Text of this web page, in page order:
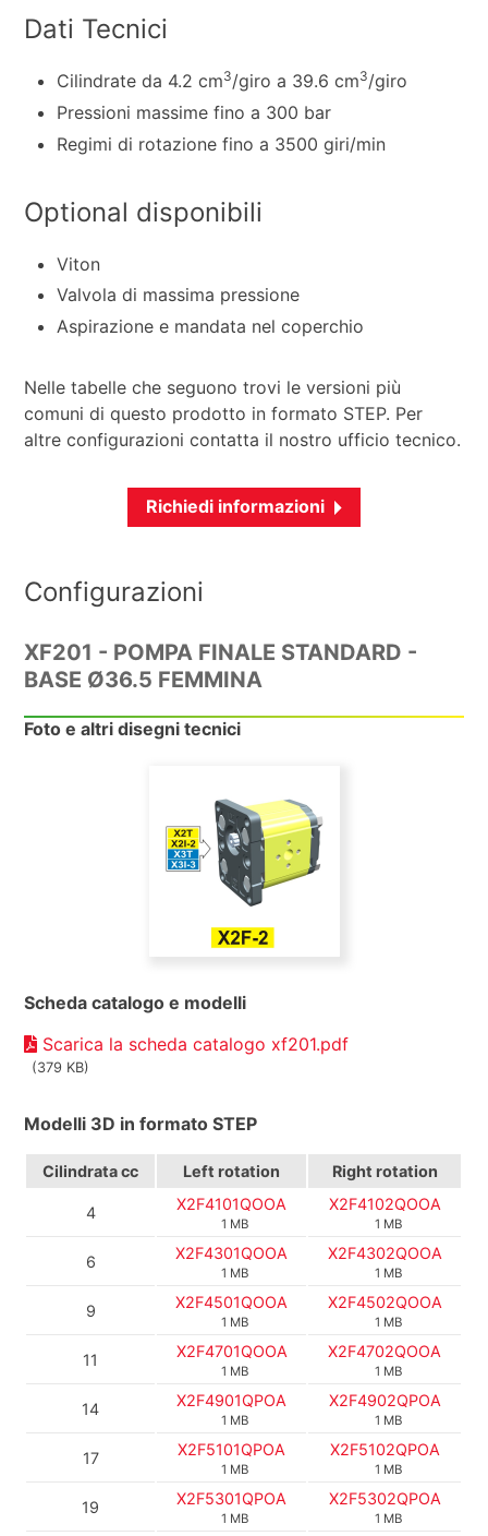
Dati Tecnici
Cilindrate da 4.2 cm3/giro a 39.6 cm3/giro
Pressioni massime fino a 300 bar
Regimi di rotazione fino a 3500 giri/min
Optional disponibili
Viton
Valvola di massima pressione
Aspirazione e mandata nel coperchio
Nelle tabelle che seguono trovi le versioni più
comuni di questo prodotto in formato STEP. Per
altre configurazioni contatta il nostro ufficio tecnico.
Richiedi informazioni
Configurazioni
XF201 - POMPA FINALE STANDARD -
BASE Ø36.5 FEMMINA
Foto e altri disegni tecnici
Scheda catalogo e modelli
Scarica la scheda catalogo xf201.pdf
(379 KB)
Modelli 3D in formato STEP
Cilindratacc Left rotation Right rotation
4 X2F4101QOOA
1 MB
X2F4102QOOA
1 MB
6 X2F4301QOOA
1 MB
X2F4302QOOA
1 MB
9 X2F4501QOOA
1 MB
X2F4502QOOA
1 MB
11 X2F4701QOOA
1 MB
X2F4702QOOA
1 MB
14 X2F4901QPOA
1 MB
X2F4902QPOA
1 MB
17 X2F5101QPOA
1 MB
X2F5102QPOA
1 MB
19 X2F5301QPOA
1 MB
X2F5302QPOA
1 MB